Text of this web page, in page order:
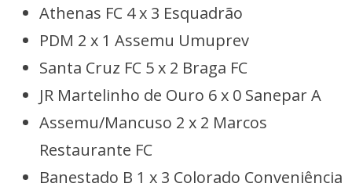
Athenas FC 4 x 3 Esquadrão
PDM 2 x 1 Assemu Umuprev
Santa Cruz FC 5 x 2 Braga FC
JR Martelinho de Ouro 6 x 0 Sanepar A
Assemu/Mancuso 2 x 2 Marcos
Restaurante FC
Banestado B 1 x 3 Colorado Conveniência